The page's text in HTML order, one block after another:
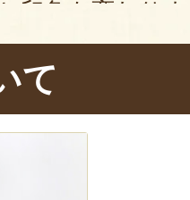
印象も変わり
すく炭酸で割
ゴク……おお
り
て